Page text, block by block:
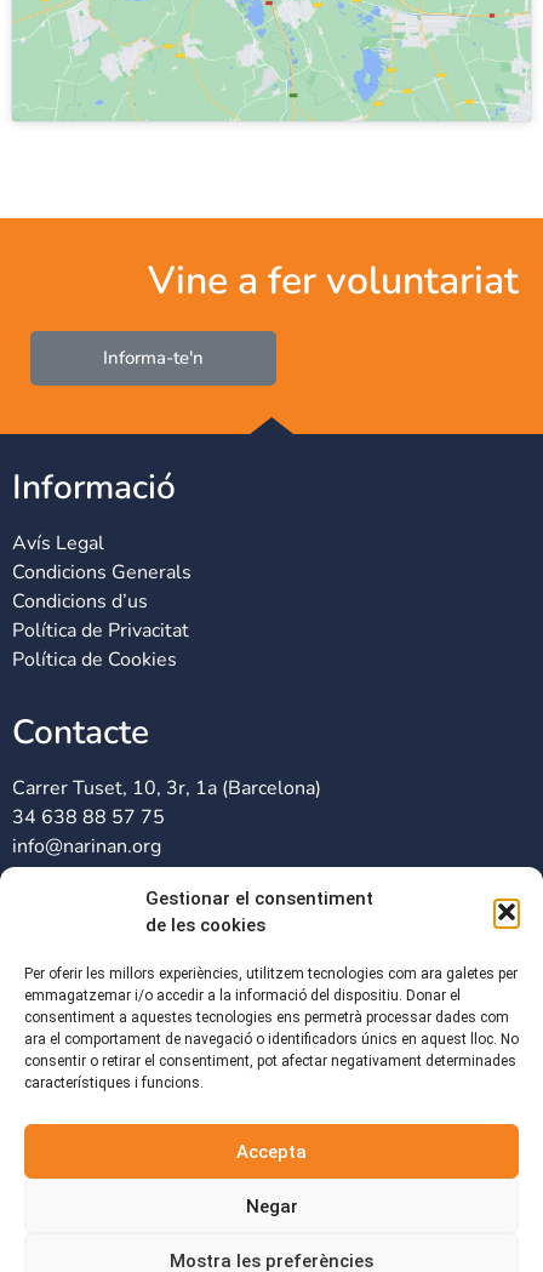
Gestionar el consentiment
de les cookies
Per oferir les millors experiències, utilitzem tecnologies com ara galetes per
emmagatzemar i/o accedir a la informació del dispositiu. Donar el
consentiment a aquestes tecnologies ens permetrà processar dades com
ara el comportament de navegació o identificadors únics en aquest lloc. No
consentir o retirar el consentiment, pot afectar negativament determinades
característiques i funcions.
Accepta
Negar
Mostra les preferències
Vine a fer voluntariat
Informa-te'n
Informació
Avís Legal
Condicions Generals
Condicions d’us
Política de Privacitat
Política de Cookies
Contacte
Carrer Tuset, 10, 3r, 1a (Barcelona)
34 638 88 57 75
info@narinan.org
Xarxes Socials
Associació sense ànim de lucre, dedicada a donar suport